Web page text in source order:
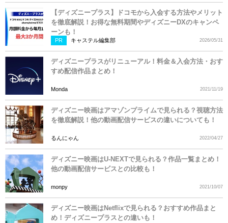
【ディズニープラス】ドコモから入会する方法やメリット
を徹底解説！お得な無料期間やディズニーDXのキャンペ
ーンも！
PR キャステル編集部 2026/05/31
ディズニープラスがリニューアル！料金＆入会方法・おす
すめ配信作品まとめ！
Monda 2021/11/19
ディズニー映画はアマゾンプライムで見られる？視聴方法
を徹底解説！他の動画配信サービスの違いについても！
るんにゃん 2022/04/27
ディズニー映画はU-NEXTで見られる？作品一覧まとめ！
他の動画配信サービスとの比較も！
monpy 2021/10/07
ディズニー映画はNetflixで見られる？おすすめ作品まと
め！ディズニープラスとの違いも！